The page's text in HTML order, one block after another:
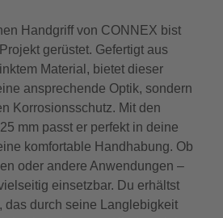
Handgriff von CONNEX bist
gerüstet. Gefertigt aus
Material, bietet dieser
ansprechende Optik, sondern
Korrosionsschutz. Mit den
mm passt er perfekt in deine
komfortable Handhabung. Ob
oder andere Anwendungen –
einsetzbar. Du erhältst
das durch seine Langlebigkeit